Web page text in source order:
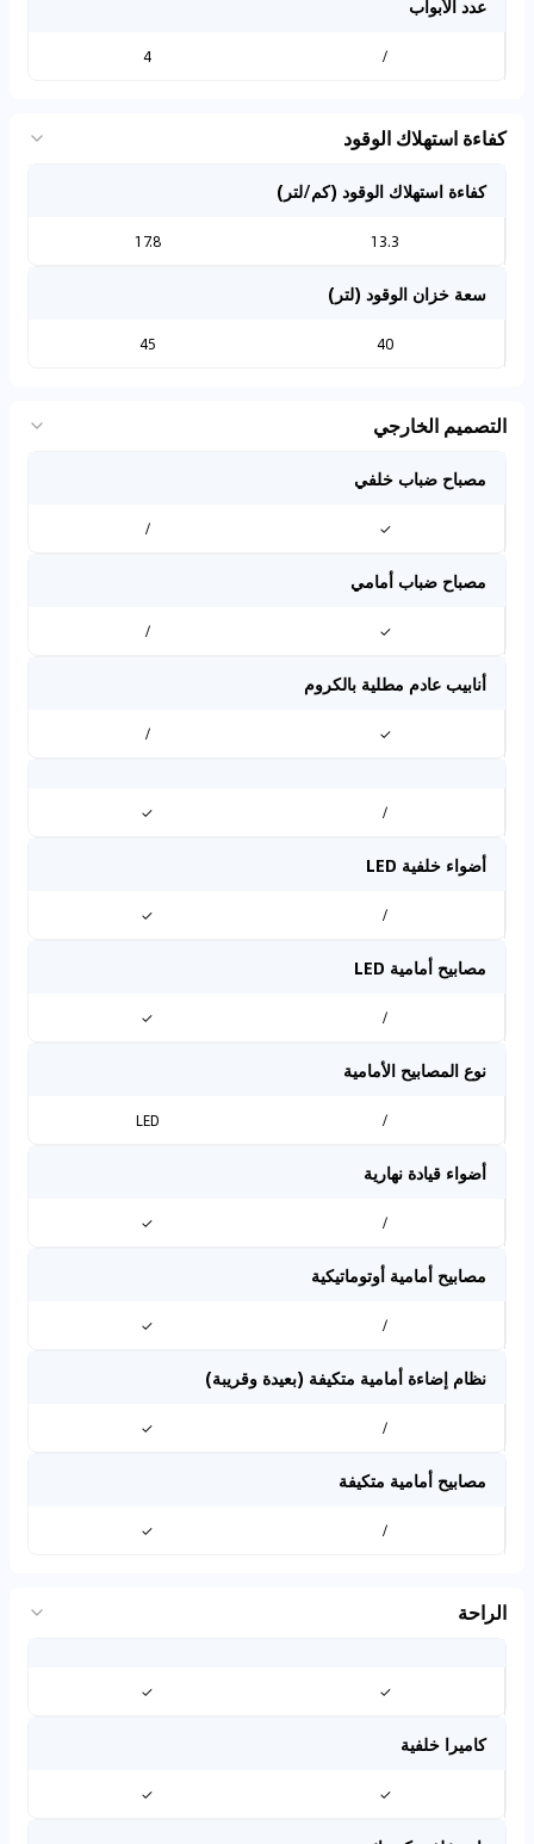
عدد الأبواب
/
4
كفاءة استهلاك الوقود
كفاءة استهلاك الوقود (كم/لتر)
13.3
17.8
سعة خزان الوقود (لتر)
40
45
التصميم الخارجي
مصباح ضباب خلفي
✓
/
مصباح ضباب أمامي
✓
/
أنابيب عادم مطلية بالكروم
✓
/
/
✓
أضواء خلفية LED
/
✓
مصابيح أمامية LED
/
✓
نوع المصابيح الأمامية
/
LED
أضواء قيادة نهارية
/
✓
مصابيح أمامية أوتوماتيكية
/
✓
نظام إضاءة أمامية متكيفة (بعيدة وقريبة)
/
✓
مصابيح أمامية متكيفة
/
✓
الراحة
✓
✓
كاميرا خلفية
✓
✓